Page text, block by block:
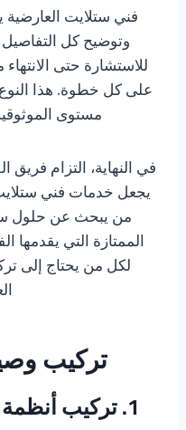
فني ستلايت العارضية
وتوضيح كل
للاستشارة حتى
على كل خطوة. هذا
مستوى
في النهاية، التزام فريق
يجعل خدمات فني ستلايت
من يبحث عن حلول
الممتازة التي يقدمها
لكل من يحتاج إلى
تركيب
1. تركيب أنظمة الستالايت بإحترافية